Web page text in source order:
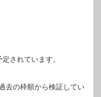
定されています。
去の枠順から検証してい